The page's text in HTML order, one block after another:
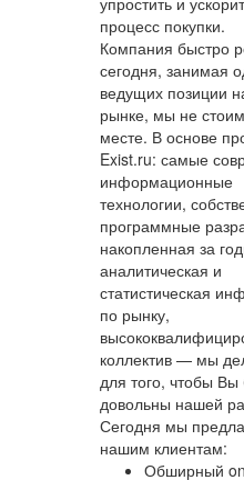
процесс покупки.
Компания быстро
сегодня, занимая
ведущих позиции
рынке, мы не
месте. В основе
Exist.ru: самые
информационные
технологии,
программные
накопленная за
аналитическая и
статистическая
по рынку,
коллектив — мы
для того, чтобы
довольны нашей
Сегодня мы
нашим клиентам:
Обширный